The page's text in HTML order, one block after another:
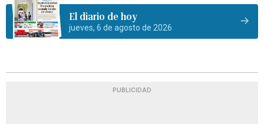
El diario de hoy
jueves, 6 de agosto de 2026
PUBLICIDAD